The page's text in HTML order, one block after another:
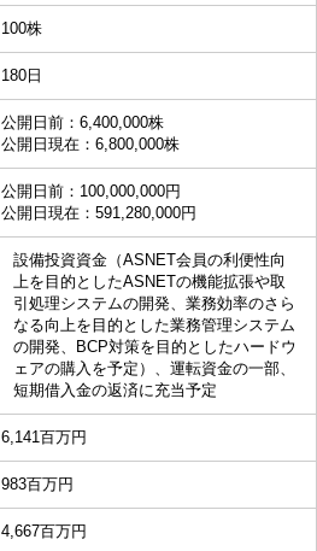
100株
180日
公開日前：6,400,000株
公開日現在：6,800,000株
公開日前：100,000,000円
公開日現在：591,280,000円
設備投資資金（ASNET会員の利便性向
上を目的としたASNETの機能拡張や取
引処理システムの開発、業務効率のさら
なる向上を目的とした業務管理システム
の開発、BCP対策を目的としたハードウ
ェアの購入を予定）、運転資金の一部、
短期借入金の返済に充当予定
6,141百万円
983百万円
4,667百万円